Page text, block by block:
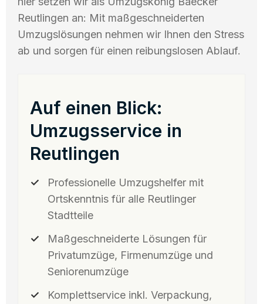
Reutlingen an: Mit maßgeschneiderten
Umzugslösungen nehmen wir Ihnen den Stress
ab und sorgen für einen reibungslosen Ablauf.
Auf einen Blick:
Umzugsservice in
Reutlingen
Professionelle Umzugshelfer mit
Ortskenntnis für alle Reutlinger
Stadtteile
Maßgeschneiderte Lösungen für
Privatumzüge, Firmenumzüge und
Seniorenumzüge
Komplettservice inkl. Verpackung,